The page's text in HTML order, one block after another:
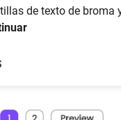
de texto de broma